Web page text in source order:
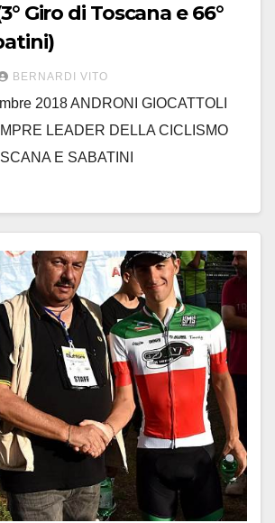
Giro di Toscana e 66°
BERNARDI VITO
2018 ANDRONI GIOCATTOLI
LEADER DELLA CICLISMO
E SABATINI